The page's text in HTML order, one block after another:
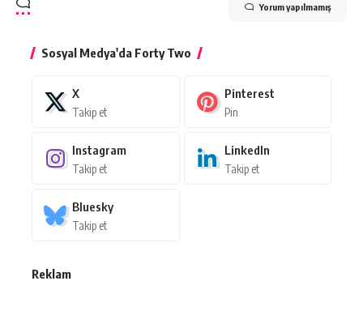
Yorum yapılmamış
Sosyal Medya'da Forty Two
X
Takip et
Pinterest
Pin
Instagram
Takip et
LinkedIn
Takip et
Bluesky
Takip et
Reklam